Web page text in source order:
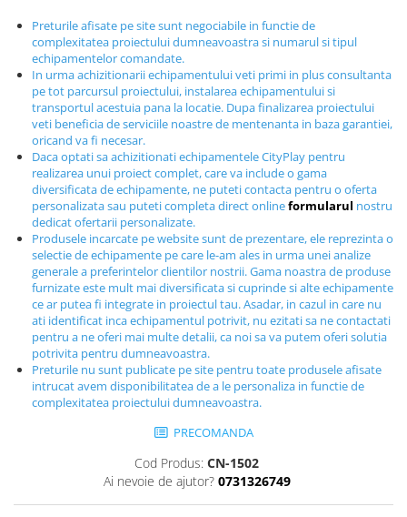
Street Workout
Terenuri Multisport
Trasee Ninja
Echipamente fitness
Mese de jocuri
MOBILIER URBAN
Garduri/Imprejmuiri
Cosuri de gunoi
Panouri pentru informare/Marcaje
Foisoare si pergole
Rastel Biciclete
Banci
Preturile afisate pe site sunt negociabile in functie de
complexitatea proiectului dumneavoastra si numarul si tipul
echipamentelor comandate.
In urma achizitionarii echipamentului veti primi in plus consultanta
pe tot parcursul proiectului, instalarea echipamentului si
transportul acestuia pana la locatie. Dupa finalizarea proiectului
veti beneficia de serviciile noastre de mentenanta in baza garantiei,
oricand va fi necesar.
Daca optati sa achizitionati echipamentele CityPlay pentru
realizarea unui proiect complet, care va include o gama
diversificata de echipamente, ne puteti contacta pentru o oferta
personalizata sau puteti completa direct onlineformularul nostru
dedicat ofertarii personalizate.
Produsele incarcate pe website sunt de prezentare, ele reprezinta o
selectie de echipamente pe care le-am ales in urma unei analize
generale a preferintelor clientilor nostrii. Gama noastra de produse
furnizate este mult mai diversificata si cuprinde si alte echipamente
ce ar putea fi integrate in proiectul tau. Asadar, in cazul in care nu
ati identificat inca echipamentul potrivit, nu ezitati sa ne contactati
pentru a ne oferi mai multe detalii, ca noi sa va putem oferi solutia
potrivita pentru dumneavoastra.
Preturile nu sunt publicate pe site pentru toate produsele afisate
intrucat avem disponibilitatea de a le personaliza in functie de
complexitatea proiectului dumneavoastra.
PRECOMANDA
Cod Produs: CN-1502
Ai nevoie de ajutor? 0731326749